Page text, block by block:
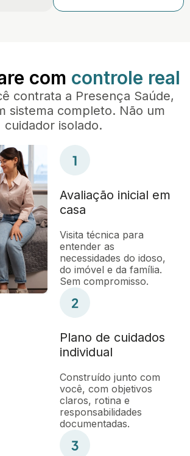
com controle real
contrata a Presença Saúde,
sistema completo. Não um
cuidador isolado.
Avaliação inicial em
casa
Visita técnica para
entender as
necessidades do idoso,
do imóvel e da família.
Sem compromisso.
Plano de cuidados
individual
Construído junto com
você, com objetivos
claros, rotina e
responsabilidades
documentadas.